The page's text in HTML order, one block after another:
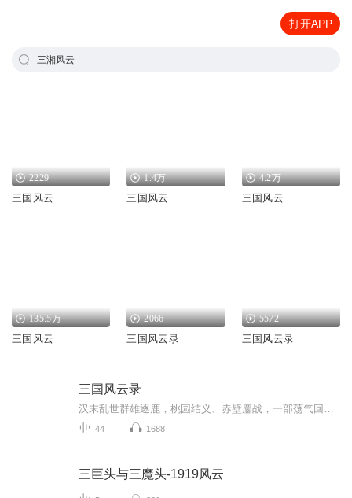
打开APP
三湘风云
2229
三国风云
1.4万
三国风云
4.2万
三国风云
135.5万
三国风云
2066
三国风云录
5572
三国风云录
三国风云录
44 1688
三巨头与三魔头-1919风云